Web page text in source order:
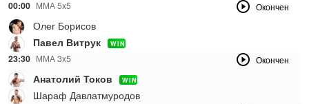
00:00 ММА 5x5 Окончен
Олег Борисов
Павел Витрук
WIN
23:30 ММА 3x5 Окончен
Анатолий Токов WIN
Шараф Давлатмуродов